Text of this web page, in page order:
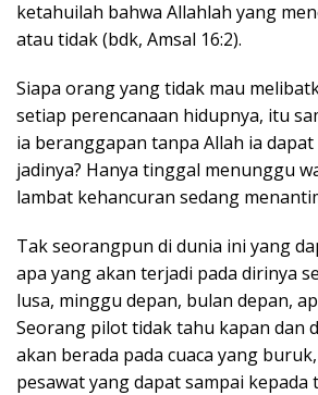
ketahuilah bahwa Allahlah yang
atau tidak (bdk, Amsal 16:2).
Siapa orang yang tidak mau
setiap perencanaan hidupnya, itu
ia beranggapan tanpa Allah ia dapat
jadinya? Hanya tinggal menunggu
lambat kehancuran sedang
Tak seorangpun di dunia ini yang
apa yang akan terjadi pada dirinya
lusa, minggu depan, bulan depan,
Seorang pilot tidak tahu kapan dan
akan berada pada cuaca yang
pesawat yang dapat sampai kepada